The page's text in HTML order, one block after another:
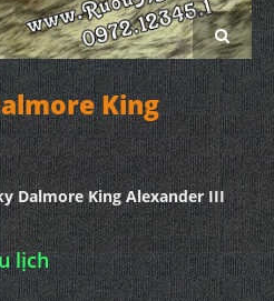
King
Dalmore King Alexander III
lịch